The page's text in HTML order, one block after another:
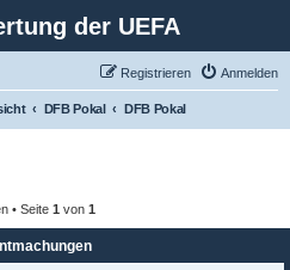
der UEFA
Anmelden
Registrieren
DFB Pokal DFB Pokal
• Seite 1 von 1